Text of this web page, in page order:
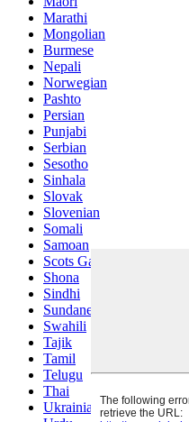
Marathi
Mongolian
Burmese
Nepali
Norwegian
Pashto
Persian
Punjabi
Serbian
Sesotho
Sinhala
Slovak
Slovenian
Somali
Samoan
Scots Gaelic
Shona
Sindhi
Sundanese
Swahili
Tajik
Tamil
Telugu
Thai
Ukrainian